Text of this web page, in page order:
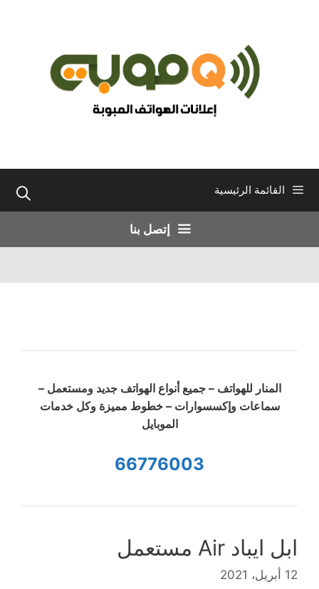
القائمة الرئيسية
إتصل بنا
المنار للهواتف – جميع أنواع الهواتف جديد ومستعمل –
سماعات وإكسسوارات – خطوط مميزة وكل خدمات
الموبايل
66776003
ابل ايباد Air مستعمل
12 أبريل، 2021